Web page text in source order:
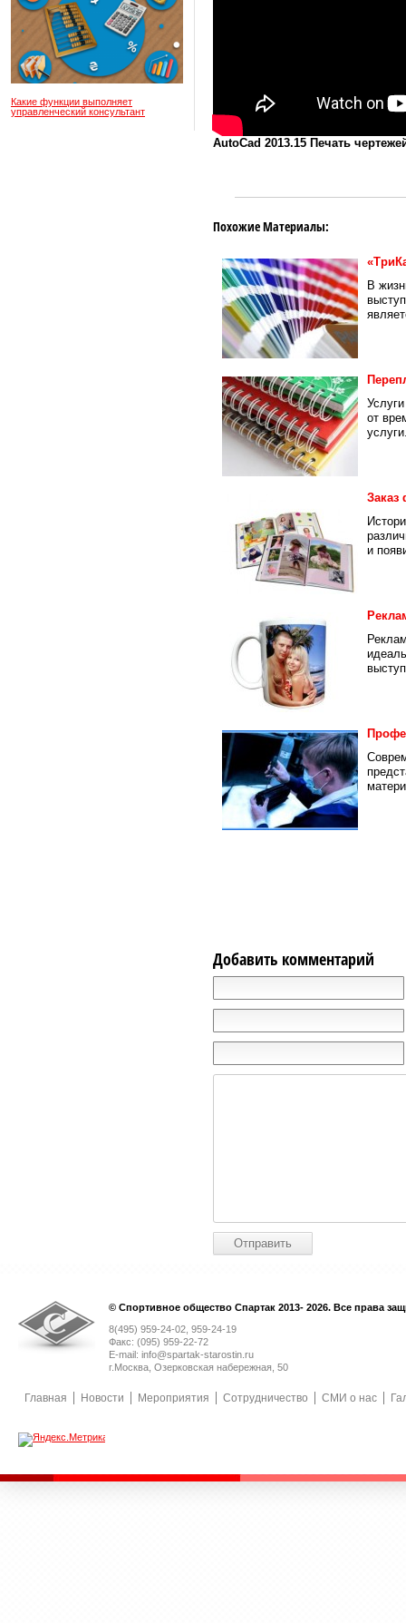
Какие функции выполняет
управленческий консультант
AutoCad 2013.15 Печать
Похожие Материалы:
В
от
Заказ
и
Добавить комментарий
© Спортивное общество Спартак 2013- 2026. Все права
8(495) 959-24-02, 959-24-19
Факс: (095) 959-22-72
E-mail: info@spartak-starostin.ru
г.Москва, Озерковская набережная, 50
Главная Новости Мероприятия Сотрудничество СМИ о нас